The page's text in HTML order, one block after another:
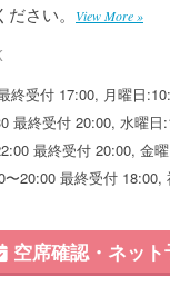
さい。
View More »
終受付 17:00, 月曜日
最終受付 20:00, 水曜
最終受付 20:00, 金
20:00 最終受付 18:00,
空席確認・ネット